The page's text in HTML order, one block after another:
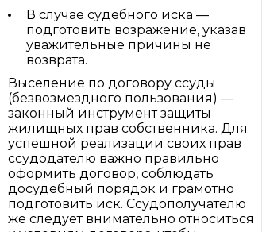
В случае судебного иска —
подготовить возражение, указав
уважительные причины не
возврата.
Выселение по договору ссуды
(безвозмездного пользования) —
законный инструмент защиты
жилищных прав собственника. Для
успешной реализации своих прав
ссудодателю важно правильно
оформить договор, соблюдать
досудебный порядок и грамотно
подготовить иск. Ссудополучателю
же следует внимательно относиться